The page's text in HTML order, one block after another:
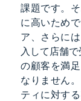
課題です。
に高いため
ア、さらに
入して店舗
の顧客を満
なりません
ティに対す